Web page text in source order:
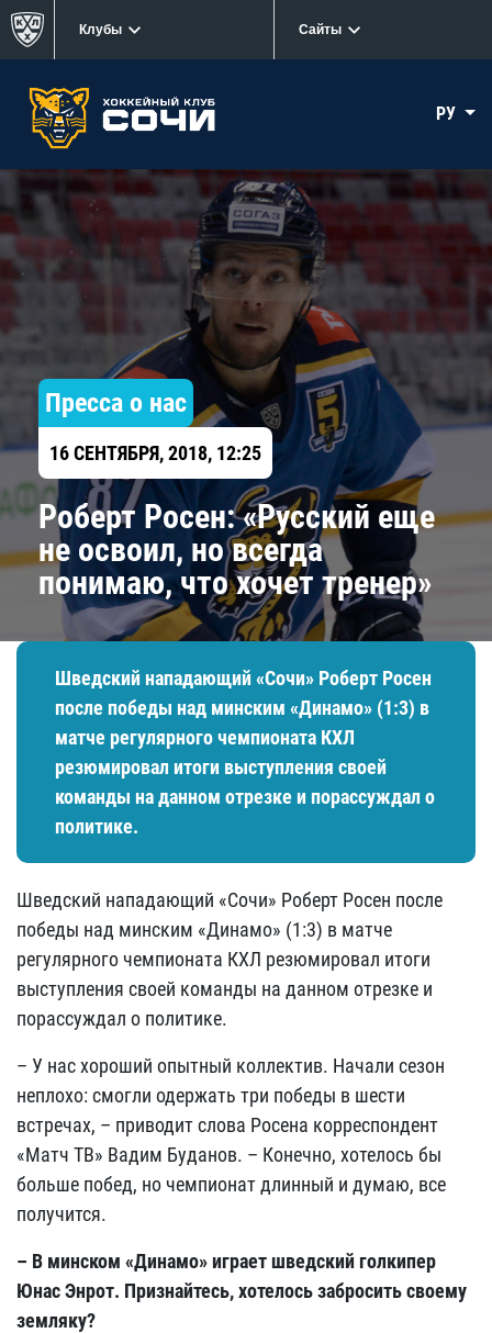
Клубы Сайты
РУ
Пресса о нас
16 СЕНТЯБРЯ, 2018, 12:25
Роберт Росен: «Русский еще
не освоил, но всегда
понимаю, что хочет тренер»
Шведский нападающий «Сочи» Роберт Росен
после победы над минским «Динамо» (1:3) в
матче регулярного чемпионата КХЛ
резюмировал итоги выступления своей
команды на данном отрезке и порассуждал о
политике.
Шведский нападающий «Сочи» Роберт Росен после
победы над минским «Динамо» (1:3) в матче
регулярного чемпионата КХЛ резюмировал итоги
выступления своей команды на данном отрезке и
порассуждал о политике.
– У нас хороший опытный коллектив. Начали сезон
неплохо: смогли одержать три победы в шести
встречах, – приводит слова Росена корреспондент
«Матч ТВ» Вадим Буданов. – Конечно, хотелось бы
больше побед, но чемпионат длинный и думаю, все
получится.
– В минском «Динамо» играет шведский голкипер
Юнас Энрот. Признайтесь, хотелось забросить своему
земляку?